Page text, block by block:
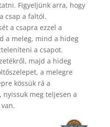
Figyeljünk arra, hogy
csap a faltól.
a csapra ezzel a
a meleg, mind a hideg
a csapot.
majd a hideg
a melegre
kössük rá a
nyissuk meg teljesen a